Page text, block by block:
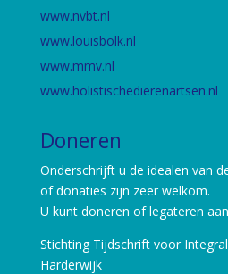
www.nvbt.nl
www.louisbolk.nl
www.mmv.nl
www.holistischedierenartsen.nl
Doneren
Onderschrijft u de idealen van
of donaties zijn zeer welkom.
U kunt doneren of legateren
Stichting Tijdschrift voor
Harderwijk